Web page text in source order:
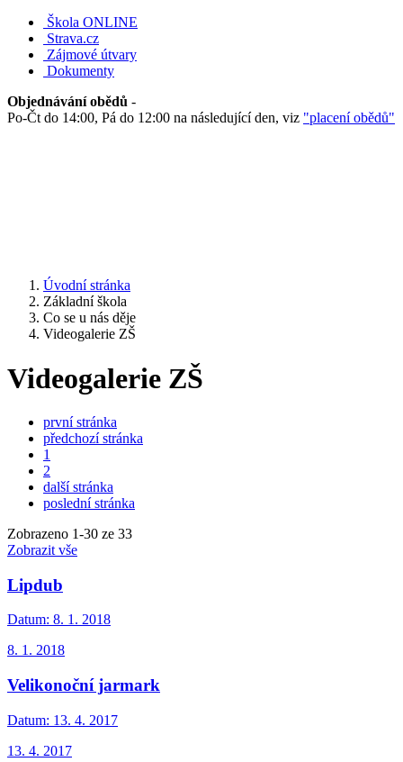
Škola ONLINE
Strava.cz
Zájmové útvary
Dokumenty
Objednávání obědů -
Po-Čt do 14:00, Pá do 12:00 na následující den, viz "placení obědů"
Úvodní stránka
Základní škola
Co se u nás děje
Videogalerie ZŠ
Videogalerie ZŠ
první stránka
předchozí stránka
1
2
další stránka
poslední stránka
Zobrazeno 1-30 ze 33
Zobrazit vše
Lipdub
Datum: 8. 1. 2018
8. 1. 2018
Velikonoční jarmark
Datum: 13. 4. 2017
13. 4. 2017